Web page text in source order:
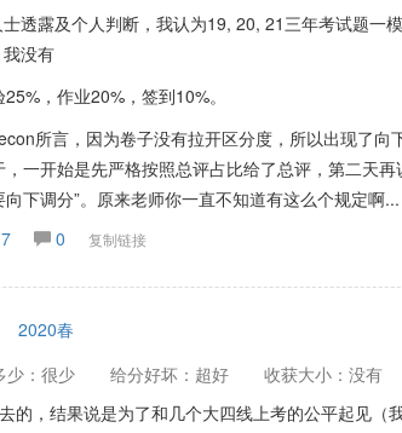
透露及个人判断，我认为19, 20, 21三年考试题一
没有
，作业20%，签到10%。
所言，因为卷子没有拉开区分度，所以出现了向
一开始是先严格按照总评占比给了总评，第二天再
下调分”。原来老师你一直不知道有这么个规定啊...
7 0 复制链接
2020春
少：很少 给分好坏：超好
收获大小：没有
的，结果说是为了和几个大四线上考的公平起见（